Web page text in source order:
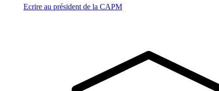
Ecrire au président de la CAPM